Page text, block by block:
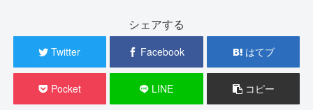
シェアする
Twitter Facebook はてブ
Pocket LINE コピー